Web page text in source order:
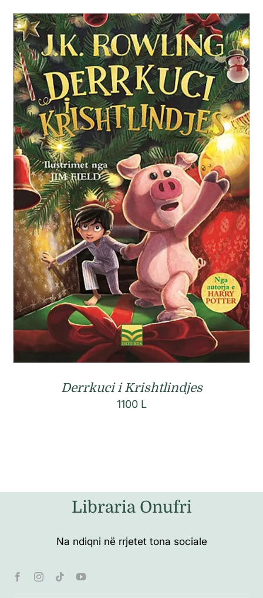
Derrkuci i Krishtlindjes
1100 L
Libraria Onufri
Na ndiqni në rrjetet tona sociale